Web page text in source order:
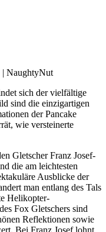
| NaughtyNut
sich der vielfältige
sind die einzigartigen
der Pancake
wie versteinerte
Gletscher Franz Josef-
die am leichtesten
Ausblicke der
man entlang des Tals
Helikopter-
Fox Gletschers sind
Reflektionen sowie
Bei Franz Josef lohnt